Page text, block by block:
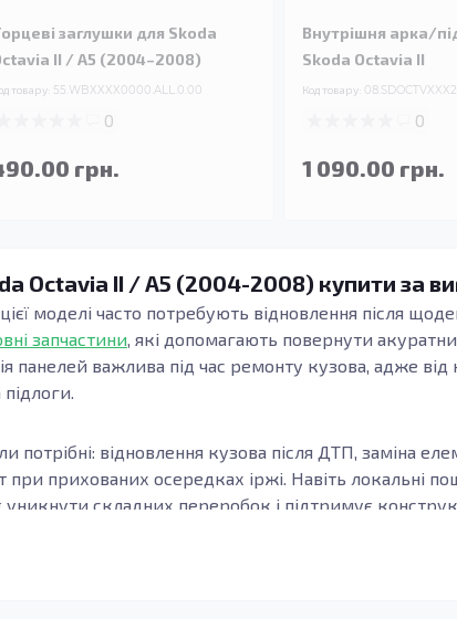
заглушки для Skoda
II / A5 (2004–2008)
товару: 55.WBXXXX0000.ALL.0.00
0
грн.
Внутрішня арка/
Skoda Octavia II
Код товару:
0
1 090.00 грн.
Octavia II / A5 (2004-2008) купити за
моделі часто потребують відновлення після
запчастини, які допомагають повернути
панелей важлива під час ремонту кузова, адже від
підлоги.
потрібні: відновлення кузова після ДТП, заміна
при прихованих осередках іржі. Навіть
складних переробок і підтримує
кузова, модифікацію та місце встановлення